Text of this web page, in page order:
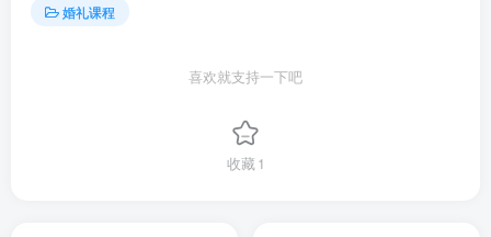
婚礼课程
喜欢就支持一下吧
收藏1